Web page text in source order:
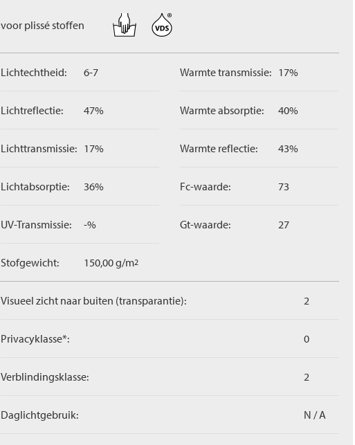
voor plissé stoffen
Lichtechtheid: 6-7
Lichtreflectie: 47%
Lichttransmissie: 17%
Lichtabsorptie: 36%
UV-Transmissie: -%
Stofgewicht: 150,00 g/m2
Warmte transmissie: 17%
Warmte absorptie: 40%
Warmte reflectie: 43%
Fc-waarde: 73
Gt-waarde: 27
Visueel zicht naar buiten (transparantie): 2
Privacyklasse*: 0
Verblindingsklasse: 2
Daglichtgebruik: N / A